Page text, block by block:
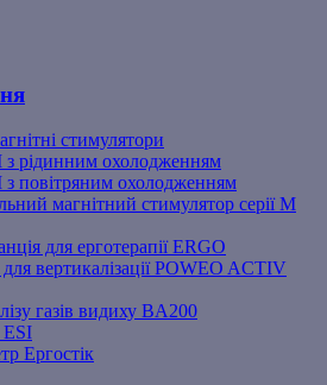
стимулятори
з рідинним охолодженням
повітряним охолодженням
магнітний стимулятор серії M
для ерготерапії ERGO
вертикалізації POWEO ACTIV
газів видиху BA200
ESI
Ергостік